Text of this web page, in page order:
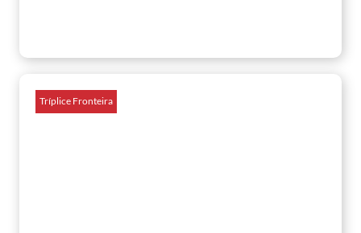
Tríplice Fronteira